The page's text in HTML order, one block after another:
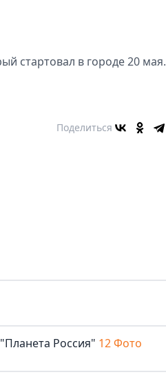
стартовал в городе 20 мая.
Поделиться
Россия" 12 Фото